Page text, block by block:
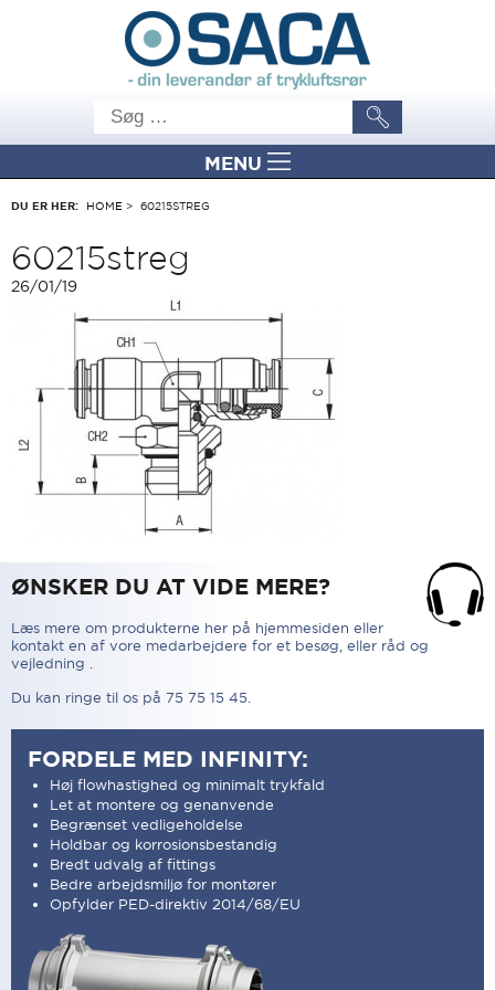
MENU
DU ER HER: HOME > 60215STREG
60215streg
26/01/19
ØNSKER DU AT VIDE MERE?
Læs mere om produkterne her på hjemmesiden eller
kontakt en af vore medarbejdere for et besøg, eller råd og
vejledning .
Du kan ringe til os på 75 75 15 45.
FORDELE MED INFINITY:
Høj flowhastighed og minimalt trykfald
Let at montere og genanvende
Begrænset vedligeholdelse
Holdbar og korrosionsbestandig
Bredt udvalg af fittings
Bedre arbejdsmiljø for montører
Opfylder PED-direktiv 2014/68/EU